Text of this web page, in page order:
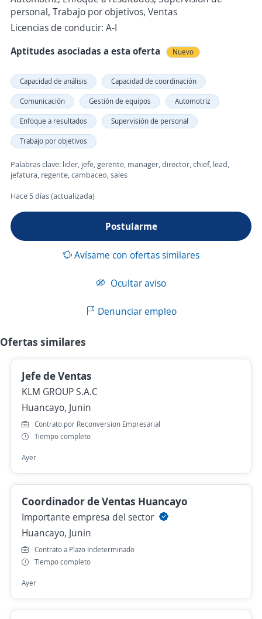
personal, Trabajo por objetivos, Ventas
Licencias de conducir: A-I
Aptitudes asociadas a esta oferta
Nuevo
Capacidad de análisis
Capacidad de coordinación
Comunicación
Gestión de equipos
Automotriz
Enfoque a resultados
Supervisión de personal
Trabajo por objetivos
Palabras clave: lider, jefe, gerente, manager, director, chief, lead,
jefatura, regente, cambaceo, sales
Hace 5 días (actualizada)
Postularme
Avísame con ofertas similares
Ocultar aviso
Denunciar empleo
Ofertas similares
Jefe de Ventas
KLM GROUP S.A.C
Huancayo, Junin
Contrato por Reconversion Empresarial
Tiempo completo
Ayer
Coordinador de Ventas Huancayo
Importante empresa del sector
Huancayo, Junin
Contrato a Plazo Indeterminado
Tiempo completo
Ayer